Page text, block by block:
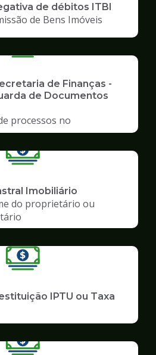
de débitos ITBI
de Bens Imóveis
de Finanças -
de Documentos
processos no
Imobiliário
do proprietário ou
IPTU ou Taxa